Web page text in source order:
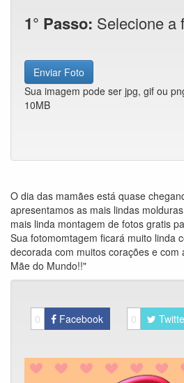
1° Passo: Selecione a
Enviar Foto
Sua imagem pode ser jpg, gif ou
10MB
O dia das mamães está quase
apresentamos as mais lindas
mais linda montagem de fotos gratis
Sua fotomomtagem ficará muito linda
decorada com muitos corações e com
Mãe do Mundo!!"
0 Facebook 0